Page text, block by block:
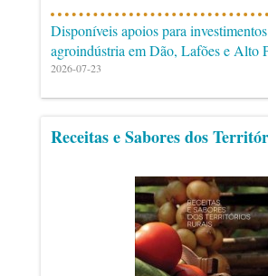
Disponíveis apoios para
agroindústria em Dão, Lafões e Alto
2026-07-23
Receitas e Sabores dos